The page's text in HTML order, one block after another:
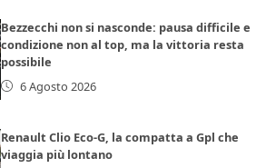
Bezzecchi non si nasconde: pausa difficile e
condizione non al top, ma la vittoria resta
possibile
6 Agosto 2026
Renault Clio Eco-G, la compatta a Gpl che
viaggia più lontano